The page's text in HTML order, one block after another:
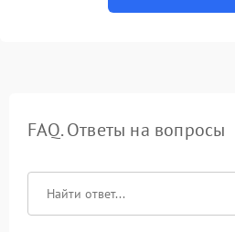
FAQ. Ответы на вопросы